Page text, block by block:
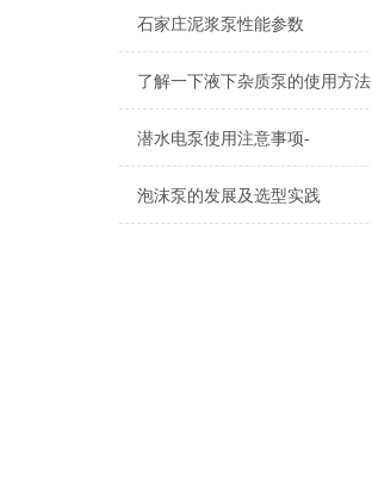
石家庄泥浆泵性能参数
了解一下液下杂质泵的使用方法
潜水电泵使用注意事项-
泡沫泵的发展及选型实践